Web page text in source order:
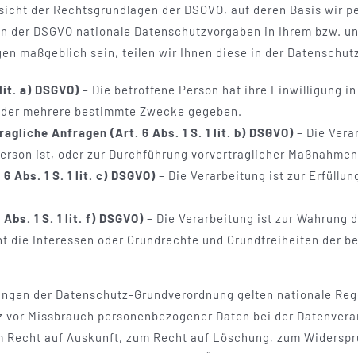
der Rechtsgrundlagen der DSGVO, auf deren Basis wir
der DSGVO nationale Datenschutzvorgaben in Ihrem bzw.
maßgeblich sein, teilen wir Ihnen diese in der
a) DSGVO) – Die betroffene Person hat ihre Einwilligung
mehrere bestimmte Zwecke gegeben.
Anfragen (Art. 6 Abs. 1 S. 1 lit. b) DSGVO) – Die
ist, oder zur Durchführung vorvertraglicher
1 S. 1 lit. c) DSGVO) – Die Verarbeitung ist zur
1 S. 1 lit. f) DSGVO) – Die Verarbeitung ist zur
Interessen oder Grundrechte und Grundfreiheiten der
der Datenschutz-Grundverordnung gelten nationale
Missbrauch personenbezogener Daten bei der
Recht auf Auskunft, zum Recht auf Löschung, zum